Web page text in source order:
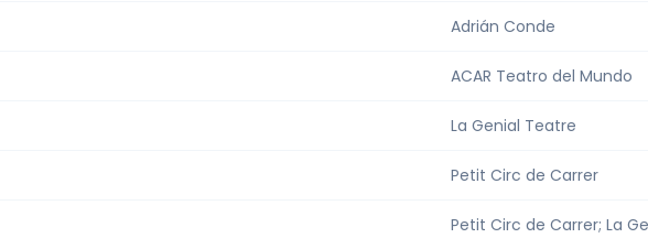
Adrián Conde
ACAR Teatro del Mundo
La Genial Teatre
Petit Circ de Carrer
Petit Circ de Carrer; La